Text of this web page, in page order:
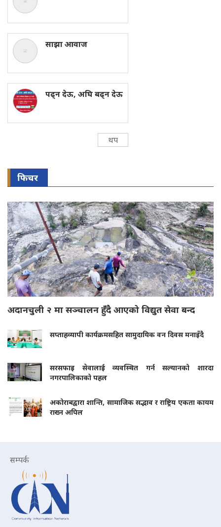
साझा आवाज
पढ्न देऊ, अघि बढ्न देऊ
थप
फिचर
अदानचुली २ मा सञ्चालन हुँदै आएको विद्युत सेवा बन्द
सप्ताहव्यापी कार्यक्रमसहित सामुदायिक वन दिवस मनाइँदै
सरसफाइ सेवालाई व्यवस्थित गर्न सल्यानको शारदा
नगरपालिकाको पहल
अकोराबद्वारा शान्ति, सामाजिक सद्भाव र राष्ट्रिय एकता कायम
राख्न अपिल
सम्पर्क